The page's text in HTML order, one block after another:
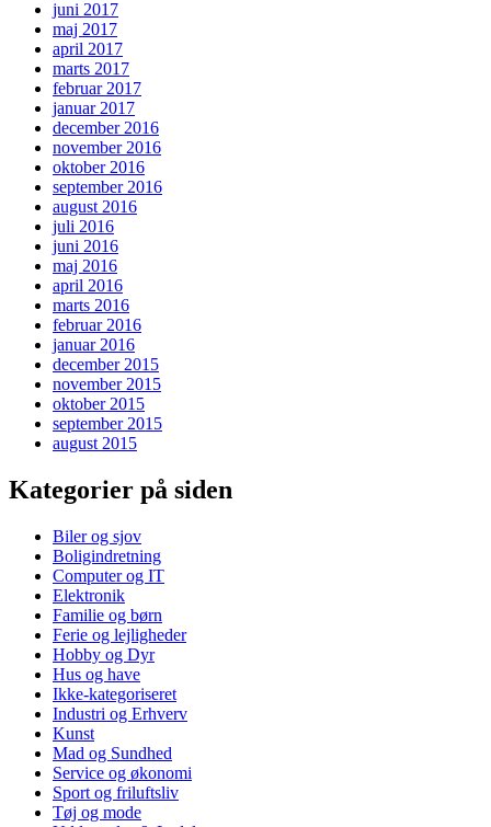
juni 2017
maj 2017
april 2017
marts 2017
februar 2017
januar 2017
december 2016
november 2016
oktober 2016
september 2016
august 2016
juli 2016
juni 2016
maj 2016
april 2016
marts 2016
februar 2016
januar 2016
december 2015
november 2015
oktober 2015
september 2015
august 2015
Kategorier på siden
Biler og sjov
Boligindretning
Computer og IT
Elektronik
Familie og børn
Ferie og lejligheder
Hobby og Dyr
Hus og have
Ikke-kategoriseret
Industri og Erhverv
Kunst
Mad og Sundhed
Service og økonomi
Sport og friluftsliv
Tøj og mode